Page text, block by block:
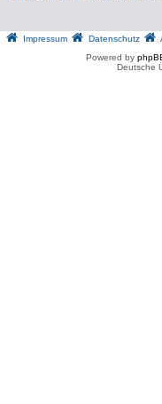
Impressum Datenschutz
Powered by
Deutsche